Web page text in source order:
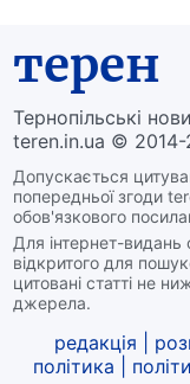
терен
Тернопільські
teren.in.ua ©
Допускається
попередньої згоди
обов'язкового
Для інтернет-
відкритого для
цитовані статті не
джерела.
редакція
політика